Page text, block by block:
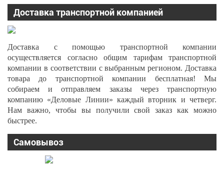
Доставка транспортной компанией
Доставка с помощью транспортной компании
осуществляется согласно общим тарифам транспортной
компании в соответствии с выбранным регионом. Доставка
товара до транспортной компании бесплатная! Мы
собираем и отправляем заказы через транспортную
компанию «Деловые Линии» каждый вторник и четверг.
Нам важно, чтобы вы получили свой заказ как можно
быстрее.
Самовывоз